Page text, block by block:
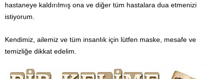
hastaneye kaldırılmış ona ve diğer tüm hastalara dua etmenizi
istiyorum.
Kendimiz, ailemiz ve tüm insanlık için lütfen maske, mesafe ve
temizliğe dikkat edelim.